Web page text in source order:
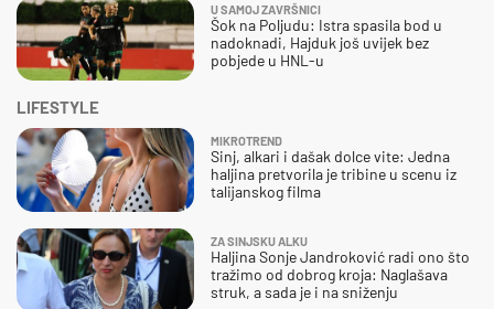
U SAMOJ ZAVRŠNICI
Šok na Poljudu: Istra spasila bod u
nadoknadi, Hajduk još uvijek bez
pobjede u HNL-u
LIFESTYLE
MIKROTREND
Sinj, alkari i dašak dolce vite: Jedna
haljina pretvorila je tribine u scenu iz
talijanskog filma
ZA SINJSKU ALKU
Haljina Sonje Jandroković radi ono što
tražimo od dobrog kroja: Naglašava
struk, a sada je i na sniženju